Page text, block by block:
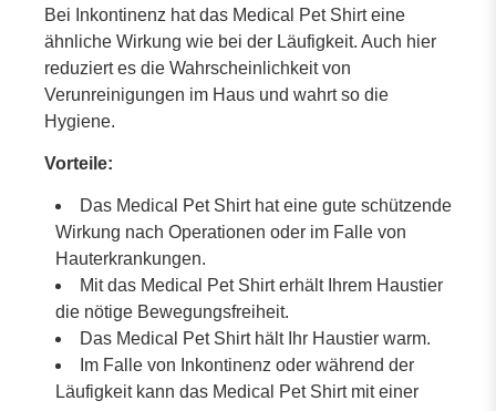
Bei Inkontinenz hat das Medical Pet Shirt eine
ähnliche Wirkung wie bei der Läufigkeit. Auch hier
reduziert es die Wahrscheinlichkeit von
Verunreinigungen im Haus und wahrt so die
Hygiene.
Vorteile:
Das Medical Pet Shirt hat eine gute schützende
Wirkung nach Operationen oder im Falle von
Hauterkrankungen.
Mit das Medical Pet Shirt erhält Ihrem Haustier
die nötige Bewegungsfreiheit.
Das Medical Pet Shirt hält Ihr Haustier warm.
Im Falle von Inkontinenz oder während der
Läufigkeit kann das Medical Pet Shirt mit einer